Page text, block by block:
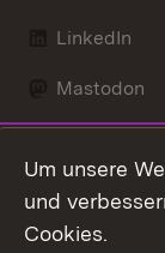
LinkedIn
Mastodon
X / Twitter
Youtube
Um unsere
und
Cookies.